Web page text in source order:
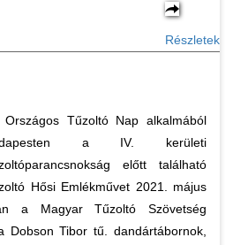
Részletek
Országos Tűzoltó Nap alkalmából
a IV. kerületi
előtt található
Hősi Emlékművet 2021. május
a Magyar Tűzoltó Szövetség
Dobson Tibor tű. dandártábornok,